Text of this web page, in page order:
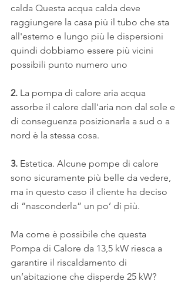
calda Questa acqua calda deve
raggiungere la casa più il tubo che sta
all'esterno e lungo più le dispersioni
quindi dobbiamo essere più vicini
possibili punto numero uno
2. La pompa di calore aria acqua
assorbe il calore dall'aria non dal sole e
di conseguenza posizionarla a sud o a
nord è la stessa cosa.
3. Estetica. Alcune pompe di calore
sono sicuramente più belle da vedere,
ma in questo caso il cliente ha deciso
di “nasconderla” un po’ di più.
Ma come è possibile che questa
Pompa di Calore da 13,5 kW riesca a
garantire il riscaldamento di
un’abitazione che disperde 25 kW?